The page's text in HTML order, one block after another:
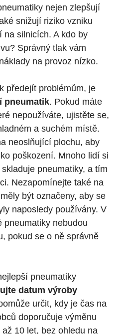
nejen zlepšují
snižují riziko vzniku
na silnicích. A kdo by
Správný tlak vám
na provoz nízko.
předejít problémům, je
pneumatik. Pokud máte
nepoužíváte, ujistěte se,
a suchém místě.
neoslňující plochu, aby
poškození. Mnoho lidí si
pneumatiky, a tím
Nezapomínejte také na
být označeny, aby se
naposledy používány. V
pneumatiky nebudou
pokud se o ně správně
pneumatiky
datum výroby
určit, kdy je čas na
doporučuje výměnu
10 let, bez ohledu na